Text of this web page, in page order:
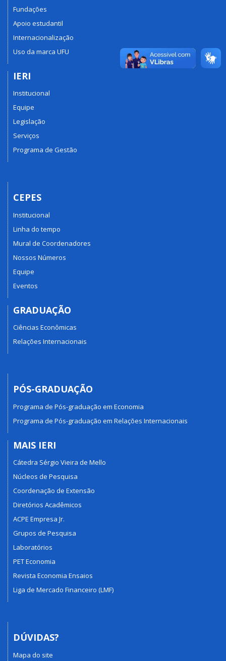
Fundações
Apoio estudantil
Internacionalização
Uso da marca UFU
IERI
Institucional
Equipe
Legislação
Serviços
Programa de Gestão
CEPES
Institucional
Linha do tempo
Mural de Coordenadores
Nossos Números
Equipe
Eventos
GRADUAÇÃO
Ciências Econômicas
Relações Internacionais
PÓS-GRADUAÇÃO
Programa de Pós-graduação em Economia
Programa de Pós-graduação em Relações Internacionais
MAIS IERI
Cátedra Sérgio Vieira de Mello
Núcleos de Pesquisa
Coordenação de Extensão
Diretórios Acadêmicos
ACPE Empresa Jr.
Grupos de Pesquisa
Laboratórios
PET Economia
Revista Economia Ensaios
Liga de Mercado Financeiro (LMF)
DÚVIDAS?
Mapa do site